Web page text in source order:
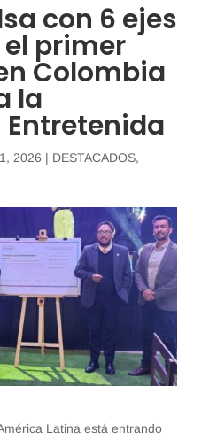
con 6 ejes
primer
Colombia
la
Entretenida
2026 | DESTACADOS,
Latina está entrando